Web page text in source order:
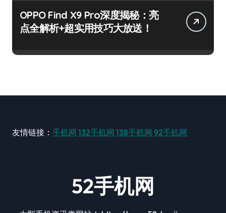
OPPO Find X9 Pro深度揭秘：亮
点全解析+超实用技巧大放送！
友情链接： 手机网 132手机网 138手机网 92手机网
52手机网